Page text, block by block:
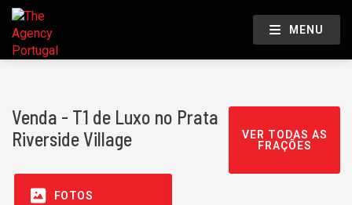
MENU
Venda - T1 de Luxo no Prata
Riverside Village
VER TODAS AS
FRAÇÕES
FOTOS